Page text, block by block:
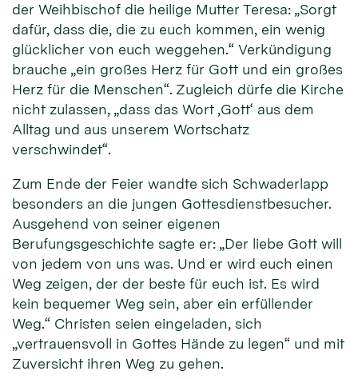
der Weihbischof die heilige Mutter Teresa: „Sorgt
dafür, dass die, die zu euch kommen, ein wenig
glücklicher von euch weggehen.“ Verkündigung
brauche „ein großes Herz für Gott und ein großes
Herz für die Menschen“. Zugleich dürfe die Kirche
nicht zulassen, „dass das Wort ‚Gott‘ aus dem
Alltag und aus unserem Wortschatz
verschwindet“.
Zum Ende der Feier wandte sich Schwaderlapp
besonders an die jungen Gottesdienstbesucher.
Ausgehend von seiner eigenen
Berufungsgeschichte sagte er: „Der liebe Gott will
von jedem von uns was. Und er wird euch einen
Weg zeigen, der der beste für euch ist. Es wird
kein bequemer Weg sein, aber ein erfüllender
Weg.“ Christen seien eingeladen, sich
„vertrauensvoll in Gottes Hände zu legen“ und mit
Zuversicht ihren Weg zu gehen.